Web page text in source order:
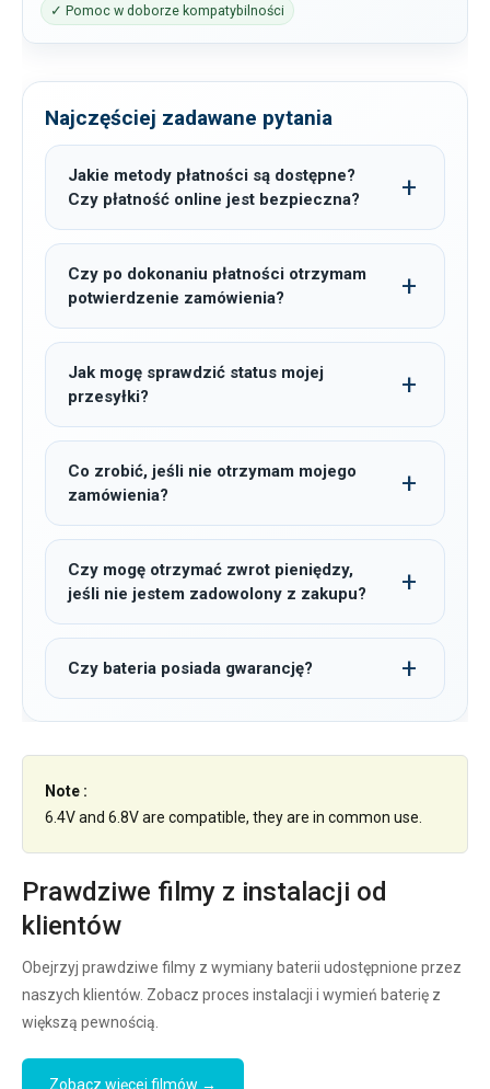
✓ Pomoc w doborze kompatybilności
Najczęściej zadawane pytania
Jakie metody płatności są dostępne?
Czy płatność online jest bezpieczna?
Czy po dokonaniu płatności otrzymam
potwierdzenie zamówienia?
Jak mogę sprawdzić status mojej
przesyłki?
Co zrobić, jeśli nie otrzymam mojego
zamówienia?
Czy mogę otrzymać zwrot pieniędzy,
jeśli nie jestem zadowolony z zakupu?
Czy bateria posiada gwarancję?
Note :
6.4V and 6.8V are compatible, they are in common use.
Prawdziwe filmy z instalacji od
klientów
Obejrzyj prawdziwe filmy z wymiany baterii udostępnione przez
naszych klientów. Zobacz proces instalacji i wymień baterię z
większą pewnością.
Zobacz więcej filmów →